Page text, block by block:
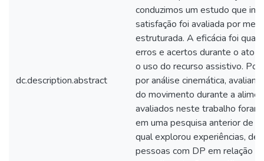
dc.description.abstract
conduzimos um estudo que
satisfação foi avaliada por
estruturada. A eficácia foi
erros e acertos durante o ato
o uso do recurso assistivo.
por análise cinemática,
do movimento durante a
avaliados neste trabalho
em uma pesquisa anterior de
qual explorou experiências,
pessoas com DP em relação